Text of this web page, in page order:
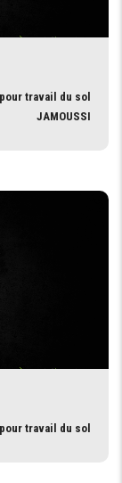
travail du sol
JAMOUSSI
travail du sol